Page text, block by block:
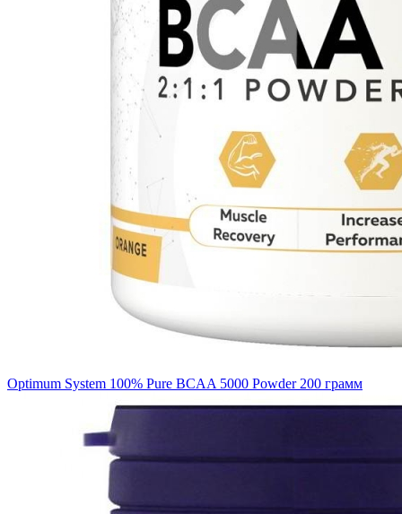
Optimum System 100% Pure BCAA 5000 Powder 200 грамм